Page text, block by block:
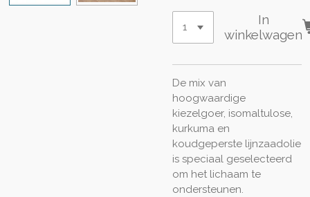
In
winkelwagen
De mix van
hoogwaardige
kiezelgoer, isomaltulose,
kurkuma en
koudgeperste lijnzaadolie
is speciaal geselecteerd
om het lichaam te
ondersteunen.